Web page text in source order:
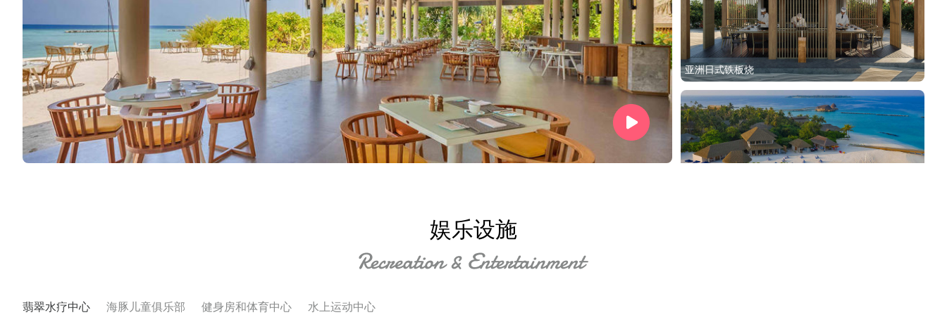
水上泳池别墅（日落）
亚洲日式铁板烧
娱乐设施
翡翠水疗中心 海豚儿童俱乐部 健身房和体育中心 水上运动中心